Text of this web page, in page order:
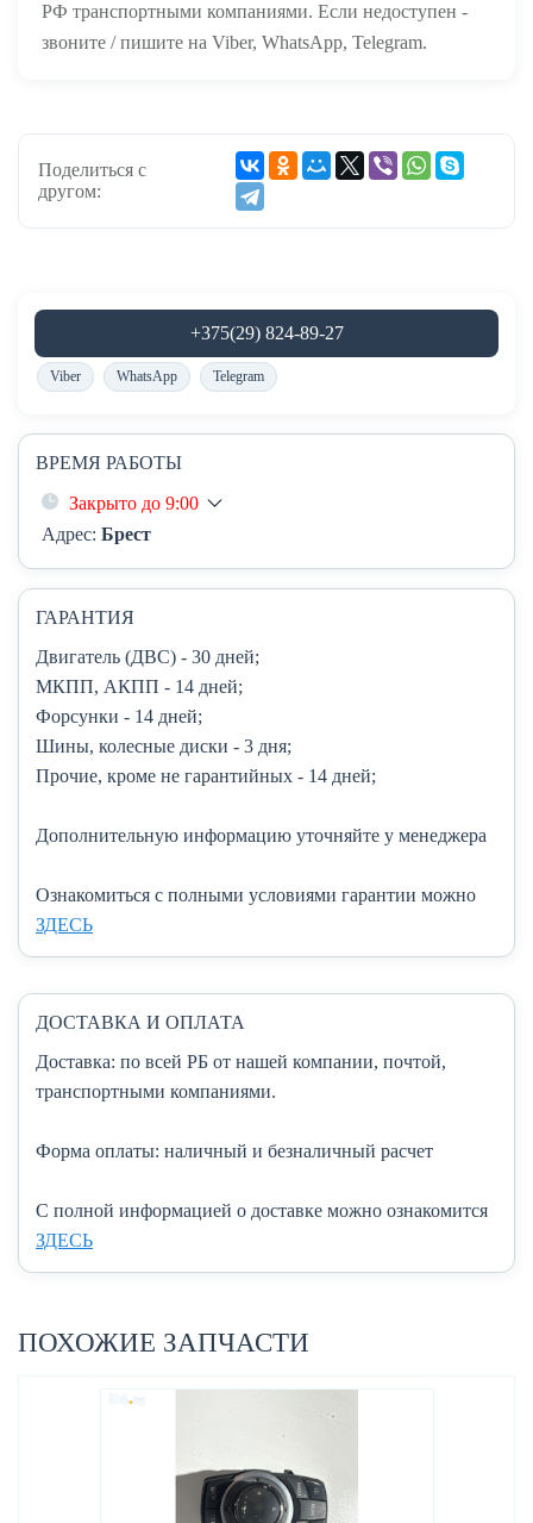
РФ транспортными компаниями. Если недоступен -
звоните / пишите на Viber, WhatsApp, Telegram.
Поделиться с
другом:
+375(29) 824-89-27
Viber WhatsApp Telegram
ВРЕМЯ РАБОТЫ
Закрыто до 9:00
Адрес: Брест
ГАРАНТИЯ
Двигатель (ДВС) - 30 дней;
МКПП, АКПП - 14 дней;
Форсунки - 14 дней;
Шины, колесные диски - 3 дня;
Прочие, кроме не гарантийных - 14 дней;
Дополнительную информацию уточняйте у менеджера
Ознакомиться с полными условиями гарантии можно
ЗДЕСЬ
ДОСТАВКА И ОПЛАТА
Доставка: по всей РБ от нашей компании, почтой,
транспортными компаниями.
Форма оплаты: наличный и безналичный расчет
C полной информацией о доставке можно ознакомится
ЗДЕСЬ
ПОХОЖИЕ ЗАПЧАСТИ